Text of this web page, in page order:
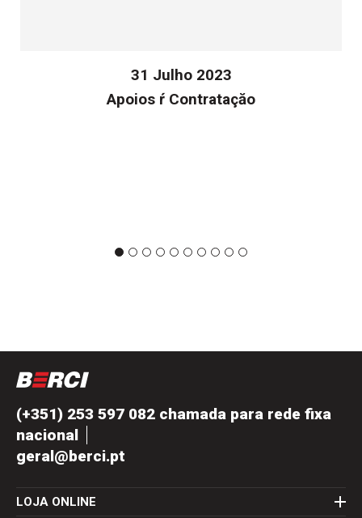
31 Julho 2023
Apoios ŕ Contrataçăo
(+351) 253 597 082 chamada para rede fixa
nacional
geral@berci.pt
LOJA ONLINE